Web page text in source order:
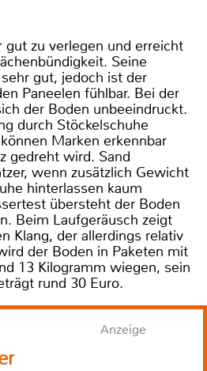
gut zu verlegen und erreicht
Seine
gut, jedoch ist der
Paneelen fühlbar. Bei der
der Boden unbeeindruckt.
durch Stöckelschuhe
Marken erkennbar
gedreht wird. Sand
wenn zusätzlich Gewicht
hinterlassen kaum
übersteht der Boden
Beim Laufgeräusch zeigt
Klang, der allerdings relativ
der Boden in Paketen mit
13 Kilogramm wiegen, sein
rund 30 Euro.
Anzeige